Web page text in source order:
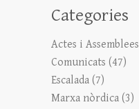
Categories
Actes i Assemblees
Comunicats (47)
Escalada (7)
Marxa nòrdica (3)